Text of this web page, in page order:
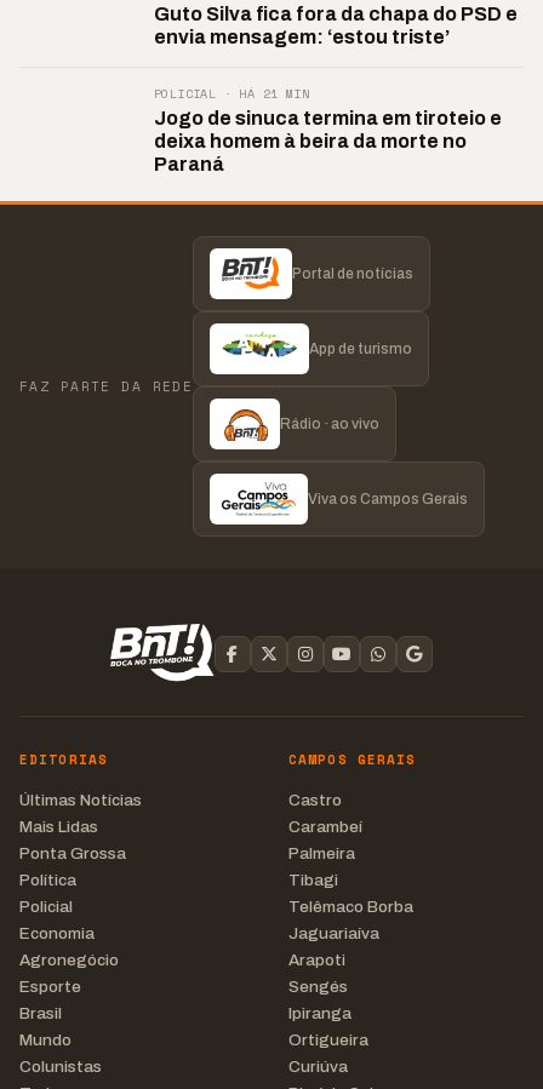
Guto Silva fica fora da chapa do PSD e
envia mensagem: ‘estou triste’
POLICIAL · HÁ 21 MIN
Jogo de sinuca termina em tiroteio e
deixa homem à beira da morte no
Paraná
FAZ PARTE DA REDE
Portal de notícias
App de turismo
Rádio · ao vivo
Viva os Campos Gerais
EDITORIAS
Últimas Notícias
Mais Lidas
Ponta Grossa
Política
Policial
Economia
Agronegócio
Esporte
Brasil
Mundo
Colunistas
CAMPOS GERAIS
Castro
Carambeí
Palmeira
Tibagi
Telêmaco Borba
Jaguariaíva
Arapoti
Sengés
Ipiranga
Ortigueira
Curiúva